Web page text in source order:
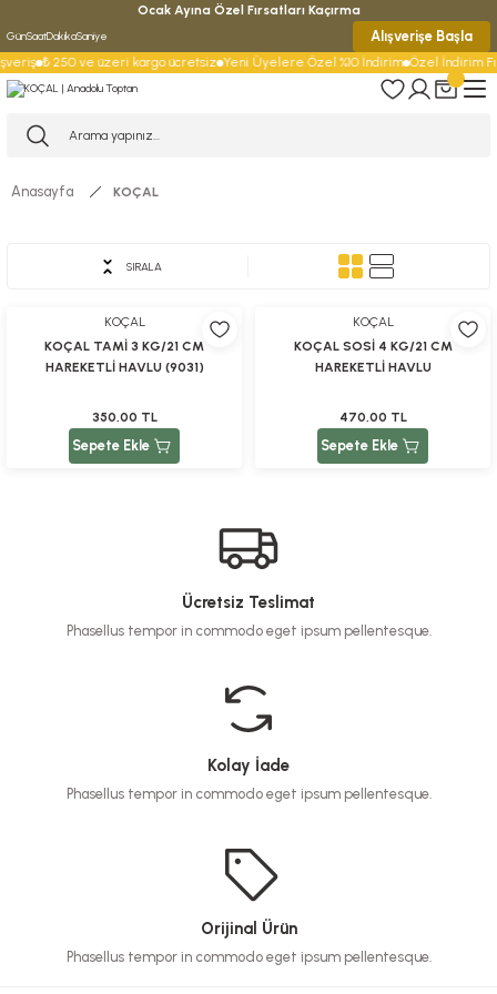
Ocak Ayına Özel Fırsatları Kaçırma
GünSaatDakikaSaniye Alışverişe Başla
₺ 250 ve üzeri kargo ücretsiz Yeni Üyelere Özel %10 İndirim Özel İndirim
Anasayfa KOÇAL
ÜRÜNLERİ
SIRALA
KOÇAL
KOÇAL TAMİ 3 KG/21 CM
HAREKETLİ HAVLU (9031)
350,00 TL
Sepete Ekle
KOÇAL
KOÇAL SOSİ 4 KG/21 CM
HAREKETLİ HAVLU
470,00 TL
Sepete Ekle
Ücretsiz Teslimat
Phasellus tempor in commodo eget ipsum pellentesque.
Kolay İade
Phasellus tempor in commodo eget ipsum pellentesque.
Orijinal Ürün
Phasellus tempor in commodo eget ipsum pellentesque.